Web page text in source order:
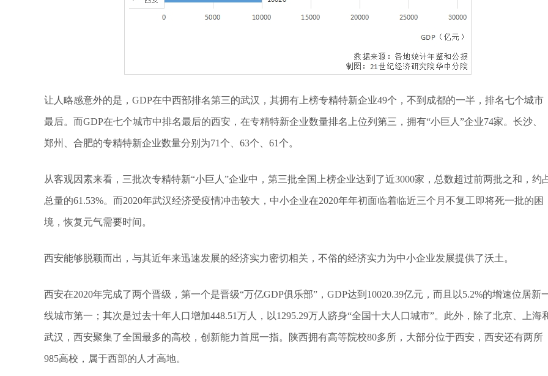
让人略感意外的是，GDP在中西部排名第三的武汉，其拥有上榜专精特新企业49个，不到成都的一半，排名七个城市
最后。而GDP在七个城市中排名最后的西安，在专精特新企业数量排名上位列第三，拥有“小巨人”企业74家。长沙、
郑州、合肥的专精特新企业数量分别为71个、63个、61个。
从客观因素来看，三批次专精特新“小巨人”企业中，第三批全国上榜企业达到了近3000家，总数超过前两批之和，约
总量的61.53%。而2020年武汉经济受疫情冲击较大，中小企业在2020年年初面临着临近三个月不复工即将死一批的困
境，恢复元气需要时间。
西安能够脱颖而出，与其近年来迅速发展的经济实力密切相关，不俗的经济实力为中小企业发展提供了沃土。
西安在2020年完成了两个晋级，第一个是晋级“万亿GDP俱乐部”，GDP达到10020.39亿元，而且以5.2%的增速位居新
线城市第一；其次是过去十年人口增加448.51万人，以1295.29万人跻身“全国十大人口城市”。此外，除了北京、上海
武汉，西安聚集了全国最多的高校，创新能力首屈一指。陕西拥有高等院校80多所，大部分位于西安，西安还有两所
985高校，属于西部的人才高地。